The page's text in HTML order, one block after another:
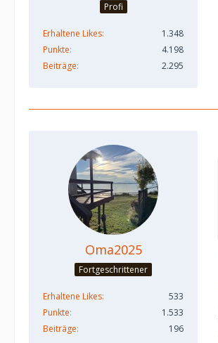
Profi
Erhaltene Likes
1.348
Punkte
4.198
Beiträge
2.295
Oma2025
Fortgeschrittener
Erhaltene Likes
533
Punkte
1.533
Beiträge
196